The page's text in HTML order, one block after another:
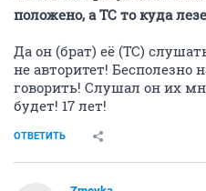
положено, а ТС то куда
Да он (брат) её (ТС)
не авторитет! Бесполезно
говорить! Слушал он их
будет! 17 лет!
ОТВЕТИТЬ